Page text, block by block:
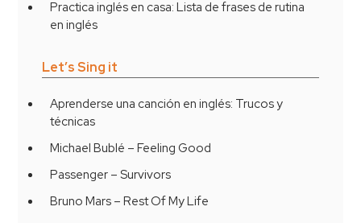
Practica inglés en casa: Lista de frases de rutina
en inglés
Let’s Sing it
Aprenderse una canción en inglés: Trucos y
técnicas
Michael Bublé – Feeling Good
Passenger – Survivors
Bruno Mars – Rest Of My Life